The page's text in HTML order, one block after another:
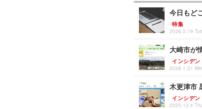
今日もど
特集
2026.5.19
大崎市が
インシデン
2026.1.21
木更津市
インシデン
2025.12.4